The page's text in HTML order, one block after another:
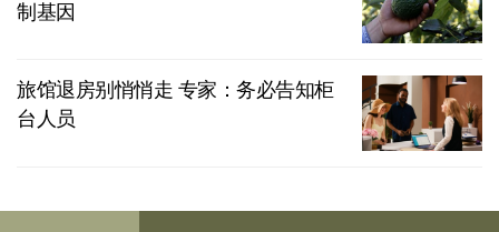
制基因
旅馆退房别悄悄走 专家：务必告知柜
台人员